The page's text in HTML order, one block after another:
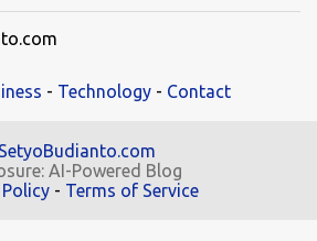
- Technology - Contact
SetyoBudianto.com
AI-Powered Blog
- Terms of Service